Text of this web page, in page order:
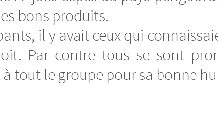
bons produits.
il y avait ceux qui
Par contre tous se sont
tout le groupe pour sa bonne